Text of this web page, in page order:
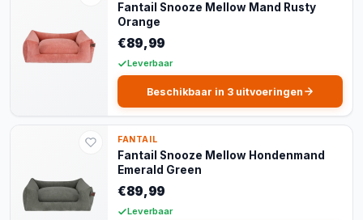
Fantail Snooze Mellow Mand Rusty
Orange
€89,99
Leverbaar
Beschikbaar in 3 uitvoeringen
FANTAIL
Fantail Snooze Mellow Hondenmand
Emerald Green
€89,99
Leverbaar